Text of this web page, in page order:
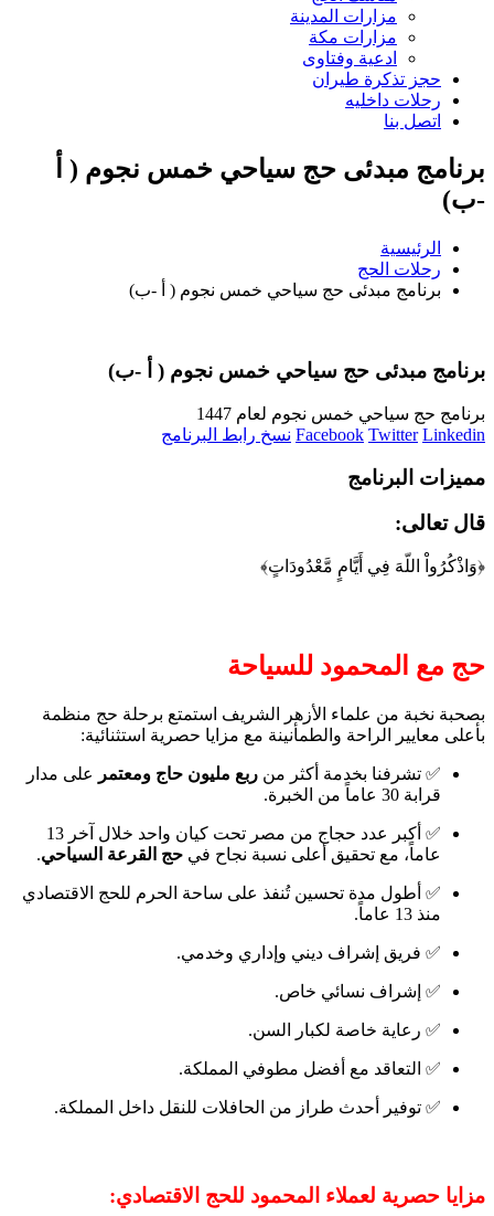
مزارات المدينة
مزارات مكة
ادعية وفتاوى
حجز تذكرة طيران
رحلات داخليه
اتصل بنا
برنامج مبدئى حج سياحي خمس نجوم ( أ
-ب)
الرئيسية
رحلات الحج
برنامج مبدئى حج سياحي خمس نجوم ( أ -ب)
برنامج مبدئى حج سياحي خمس نجوم ( أ -ب)
برنامج حج سياحي خمس نجوم لعام 1447
Facebook Twitter Linkedin نسخ رابط البرنامج
مميزات البرنامج
قال تعالى:
﴿وَاذْكُرُواْ اللّهَ فِي أَيَّامٍ مَّعْدُودَاتٍ﴾
حج مع المحمود للسياحة
بصحبة نخبة من علماء الأزهر الشريف استمتع برحلة حج منظمة
بأعلى معايير الراحة والطمأنينة مع مزايا حصرية استثنائية:
✅ تشرفنا بخدمة أكثر من ربع مليون حاج ومعتمر
على مدار
قرابة 30 عاماً من الخبرة.
✅ أكبر عدد حجاج من مصر تحت كيان واحد خلال آخر 13
عاماً، مع تحقيق أعلى نسبة نجاح في حج القرعة السياحي.
✅ أطول مدة تحسين تُنفذ على ساحة الحرم للحج الاقتصادي
منذ 13 عاماً.
✅ فريق إشراف ديني وإداري وخدمي.
✅ إشراف نسائي خاص.
✅ رعاية خاصة لكبار السن.
✅ التعاقد مع أفضل مطوفي المملكة.
✅ توفير أحدث طراز من الحافلات للنقل داخل المملكة.
مزايا حصرية لعملاء المحمود للحج الاقتصادي: